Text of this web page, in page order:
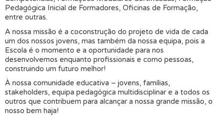
Pedagógica Inicial de Formadores, Oficinas de Formação,
entre outras.
A nossa missão é a coconstrução do projeto de vida de cada
um dos nossos jovens, mas também da nossa equipa, pois a
Escola é o momento e a oportunidade para nos
desenvolvemos enquanto profissionais e como pessoas,
construindo um futuro melhor!
À nossa comunidade educativa – jovens, famílias,
stakeholders, equipa pedagógica multidisciplinar e a todos os
outros que contribuem para alcançar a nossa grande missão, o
nosso bem haja!